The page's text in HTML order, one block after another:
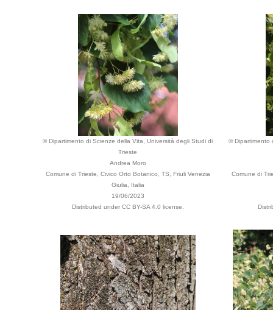
© Dipartimento di Scienze della Vita, Università degli Studi di
Trieste
Andrea Moro
Comune di Trieste, Civico Orto Botanico, TS, Friuli Venezia
Giulia, Italia
19/06/2023
Distributed under CC BY-SA 4.0 license.
© Dipartimento
Comune di